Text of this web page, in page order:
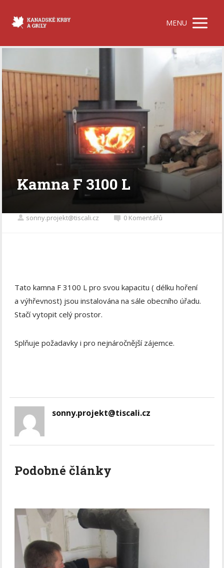
MENU
Kamna F 3100 L
sonny.projekt@tiscali.cz 0 Komentářů
Tato kamna F 3100 L pro svou kapacitu ( délku hoření
a výhřevnost) jsou instalována na sále obecního úřadu.
Stačí vytopit celý prostor.
Splňuje požadavky i pro nejnáročnější zájemce.
sonny.projekt@tiscali.cz
Podobné články